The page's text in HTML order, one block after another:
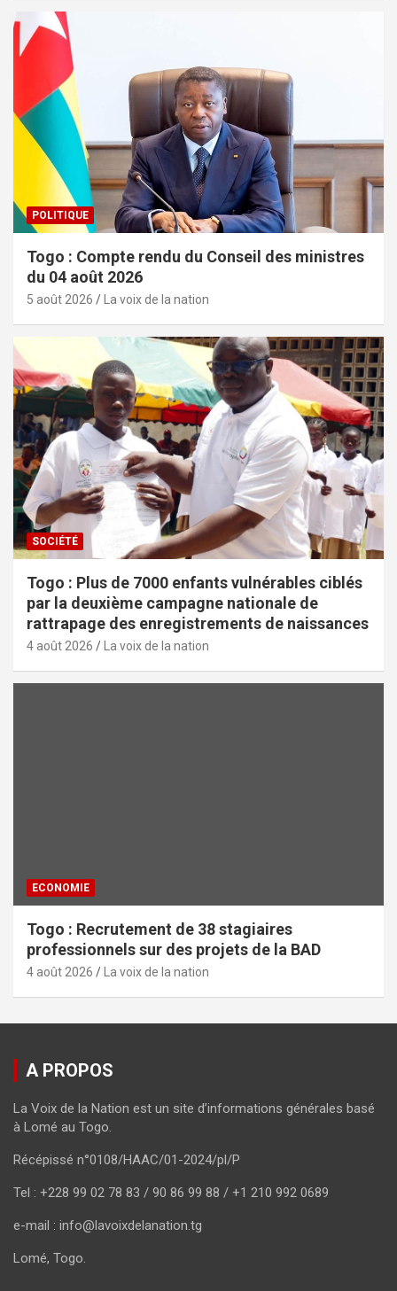
POLITIQUE
Togo : Compte rendu du Conseil des ministres
du 04 août 2026
5 août 2026 La voix de la nation
SOCIÉTÉ
Togo : Plus de 7000 enfants vulnérables ciblés
par la deuxième campagne nationale de
rattrapage des enregistrements de naissances
4 août 2026 La voix de la nation
ECONOMIE
Togo : Recrutement de 38 stagiaires
professionnels sur des projets de la BAD
4 août 2026 La voix de la nation
A PROPOS
La Voix de la Nation est un site d’informations générales basé
à Lomé au Togo.
Récépissé n°0108/HAAC/01-2024/pl/P
Tel : +228 99 02 78 83 / 90 86 99 88 / +1 210 992 0689
e-mail : info@lavoixdelanation.tg
Lomé, Togo.